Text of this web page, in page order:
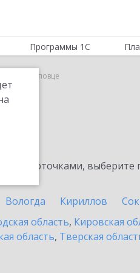
Программы 1С
UMI в Череповце
карточками, выберите
Вологда Кириллов
область, Кировская
область, Тверская